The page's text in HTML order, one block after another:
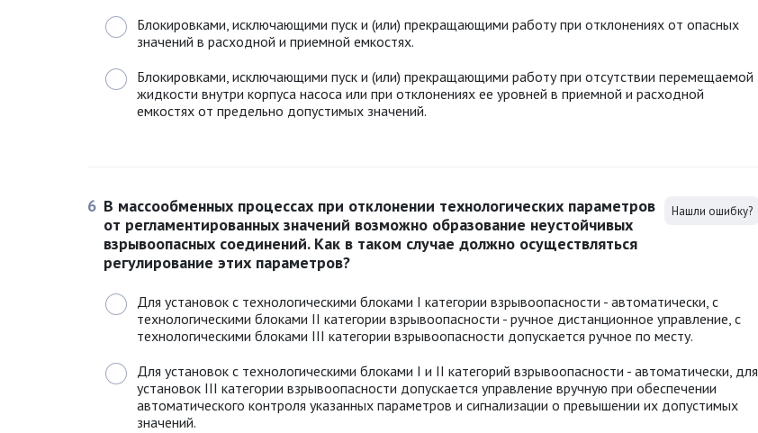
Блокировками, исключающими пуск и (или) прекращающими работу при отклонениях от опасных
значений в расходной и приемной емкостях.
Блокировками, исключающими пуск и (или) прекращающими работу при отсутствии перемещаемой
жидкости внутри корпуса насоса или при отклонениях ее уровней в приемной и расходной
емкостях от предельно допустимых значений.
6 В массообменных процессах при отклонении технологических параметров
от регламентированных значений возможно образование неустойчивых
взрывоопасных соединений. Как в таком случае должно осуществляться
регулирование этих параметров?
Нашли ошибку?
Для установок с технологическими блоками I категории взрывоопасности - автоматически, с
технологическими блоками II категории взрывоопасности - ручное дистанционное управление, с
технологическими блоками III категории взрывоопасности допускается ручное по месту.
Для установок с технологическими блоками I и II категорий взрывоопасности - автоматически, для
установок III категории взрывоопасности допускается управление вручную при обеспечении
автоматического контроля указанных параметров и сигнализации о превышении их допустимых
значений.